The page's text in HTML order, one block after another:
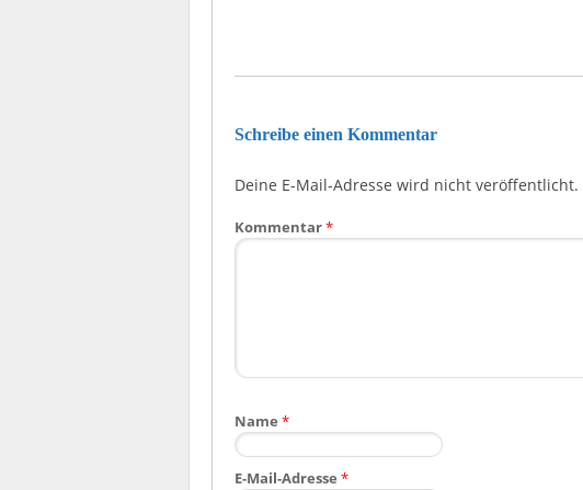
Schreibe einen Kommentar
Deine E-Mail-Adresse wird nicht veröffentlicht.
Kommentar*
Name *
E-Mail-Adresse *